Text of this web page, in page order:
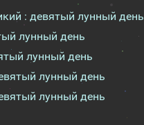
: девятый лунный день
лунный день
лунный день
лунный день
лунный день